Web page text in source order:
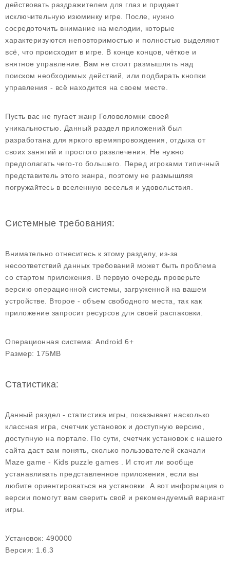
действовать раздражителем для глаз и придает
исключительную изюминку игре. После, нужно
сосредоточить внимание на мелодии, которые
характеризуются неповторимостью и полностью выделяют
всё, что происходит в игре. В конце концов, чёткое и
внятное управление. Вам не стоит размышлять над
поиском необходимых действий, или подбирать кнопки
управления - всё находится на своем месте.
Пусть вас не пугает жанр Головоломки своей
уникальностью. Данный раздел приложений был
разработана для яркого времяпровождения, отдыха от
своих занятий и простого развлечения. Не нужно
предполагать чего-то большего. Перед игроками типичный
представитель этого жанра, поэтому не размышляя
погружайтесь в вселенную веселья и удовольствия.
Системные требования:
Внимательно отнеситесь к этому разделу, из-за
несоответствий данных требований может быть проблема
со стартом приложения. В первую очередь проверьте
версию операционной системы, загруженной на вашем
устройстве. Второе - объем свободного места, так как
приложение запросит ресурсов для своей распаковки.
Операционная система: Android 6+
Размер: 175MB
Статистика:
Данный раздел - статистика игры, показывает насколько
классная игра, счетчик установок и доступную версию,
доступную на портале. По сути, счетчик установок с нашего
сайта даст вам понять, сколько пользователей скачали
Maze game - Kids puzzle games . И стоит ли вообще
устанавливать представленное приложения, если вы
любите ориентироваться на установки. А вот информация о
версии помогут вам сверить свой и рекомендуемый вариант
игры.
Установок: 490000
Версия: 1.6.3